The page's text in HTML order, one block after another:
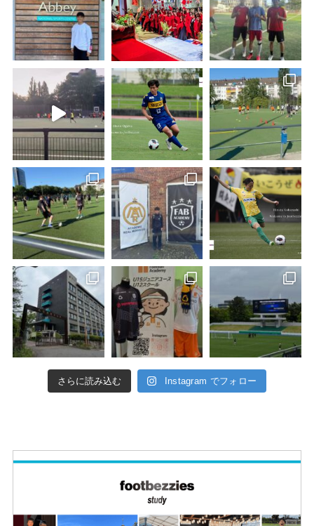
さらに読み込む Instagram でフォロー